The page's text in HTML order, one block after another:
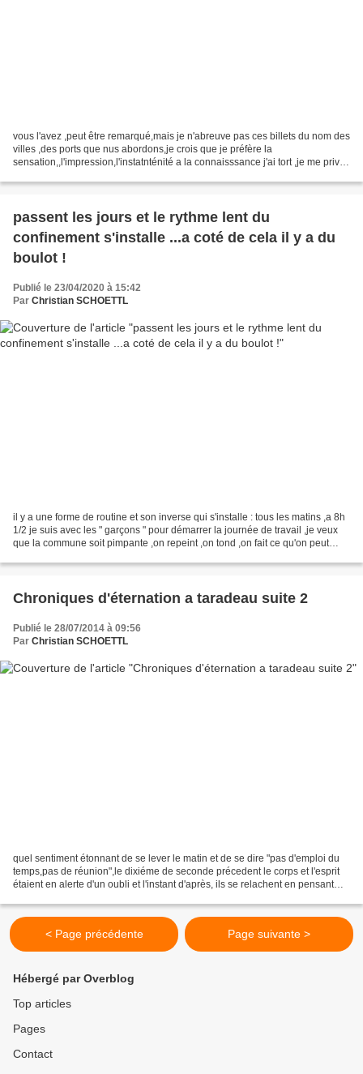
vous l'avez ,peut être remarqué,mais je n'abreuve pas ces billets du nom des
villes ,des ports que nus abordons,je crois que je préfère la
sensation,,l'impression,l'instatnténité a la connaisssance j'ai tort ,je me prive
passent les jours et le rythme lent du
confinement s'installe ...a coté de cela il y a du
boulot !
Publié le 23/04/2020 à 15:42
Par Christian SCHOETTL
il y a une forme de routine et son inverse qui s'installe : tous les matins ,a 8h
1/2 je suis avec les " garçons " pour démarrer la journée de travail ,je veux
que la commune soit pimpante ,on repeint ,on tond ,on fait ce qu'on peut
Chroniques d'éternation a taradeau suite 2
Publié le 28/07/2014 à 09:56
Par Christian SCHOETTL
quel sentiment étonnant de se lever le matin et de se dire "pas d'emploi du
temps,pas de réunion",le dixiéme de seconde précedent le corps et l'esprit
étaient en alerte d'un oubli et l'instant d'après, ils se relachent en pensant
< Page précédente Page suivante >
Hébergé par Overblog
Top articles
Pages
Contact